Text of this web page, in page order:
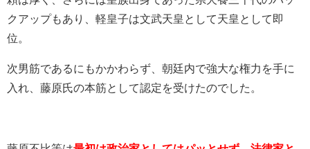
クアップもあり、軽皇子は文武天皇として天皇として即
位。
次男筋であるにもかかわらず、朝廷内で強大な権力を手に
入れ、藤原氏の本筋として認定を受けたのでした。